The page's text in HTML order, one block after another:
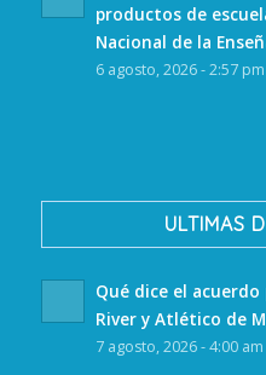
productos de
Nacional de la
6 agosto, 2026 - 2:57 pm
ULTIMAS
Qué dice el
River y Atlético de
7 agosto, 2026 - 4:00 am